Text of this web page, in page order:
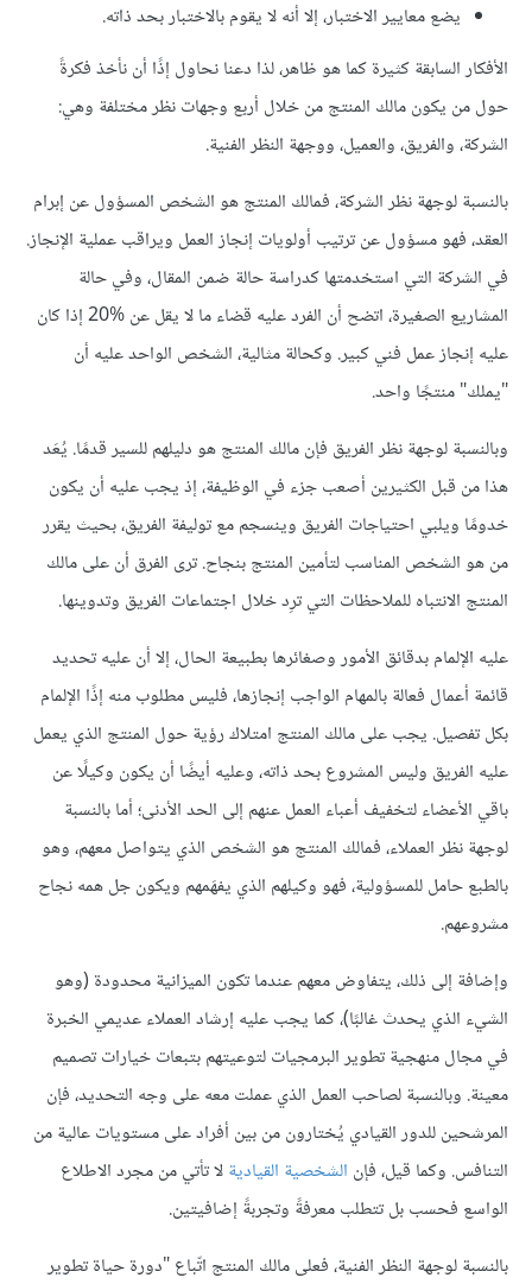
يضع معايير الاختبار، إلا أنه لا يقوم بالاختبار بحد ذاته.
الأفكار السابقة كثيرة كما هو ظاهر، لذا دعنا نحاول إذًا أن نأخذ فكرةً
حول من يكون مالك المنتج من خلال أربع وجهات نظر مختلفة وهي:
الشركة، والفريق، والعميل، ووجهة النظر الفنية.
بالنسبة لوجهة نظر الشركة، فمالك المنتج هو الشخص المسؤول عن إبرام
العقد، فهو مسؤول عن ترتيب أولويات إنجاز العمل ويراقب عملية الإنجاز.
في الشركة التي استخدمتها كدراسة حالة ضمن المقال، وفي حالة
المشاريع الصغيرة، اتضح أن الفرد عليه قضاء ما لا يقل عن %20 إذا كان
عليه إنجاز عمل فني كبير. وكحالة مثالية، الشخص الواحد عليه أن
"يملك" منتجًا واحد.
وبالنسبة لوجهة نظر الفريق فإن مالك المنتج هو دليلهم للسير قدمًا. يُعَد
هذا من قبل الكثيرين أصعب جزء في الوظيفة، إذ يجب عليه أن يكون
خدومًا ويلبي احتياجات الفريق وينسجم مع توليفة الفريق، بحيث يقرر
من هو الشخص المناسب لتأمين المنتج بنجاح. ترى الفرق أن على مالك
المنتج الانتباه للملاحظات التي ترِد خلال اجتماعات الفريق وتدوينها.
عليه الإلمام بدقائق الأمور وصغائرها بطبيعة الحال، إلا أن عليه تحديد
قائمة أعمال فعالة بالمهام الواجب إنجازها، فليس مطلوب منه إذًا الإلمام
بكل تفصيل. يجب على مالك المنتج امتلاك رؤية حول المنتج الذي يعمل
عليه الفريق وليس المشروع بحد ذاته، وعليه أيضًا أن يكون وكيلًا عن
باقي الأعضاء لتخفيف أعباء العمل عنهم إلى الحد الأدنى؛ أما بالنسبة
لوجهة نظر العملاء، فمالك المنتج هو الشخص الذي يتواصل معهم، وهو
بالطبع حامل للمسؤولية، فهو وكيلهم الذي يفهَمهم ويكون جل همه نجاح
مشروعهم.
وإضافة إلى ذلك، يتفاوض معهم عندما تكون الميزانية محدودة (وهو
الشيء الذي يحدث غالبًا)، كما يجب عليه إرشاد العملاء عديمي الخبرة
في مجال منهجية تطوير البرمجيات لتوعيتهم بتبعات خيارات تصميم
معينة. وبالنسبة لصاحب العمل الذي عملت معه على وجه التحديد، فإن
المرشحين للدور القيادي يُختارون من بين أفراد على مستويات عالية من
التنافس. وكما قيل، فإن الشخصية القياديةلا تأتي من مجرد الاطلاع
الواسع فحسب بل تتطلب معرفةً وتجربةً إضافيتين.
بالنسبة لوجهة النظر الفنية، فعلى مالك المنتج اتّباع "دورة حياة تطوير